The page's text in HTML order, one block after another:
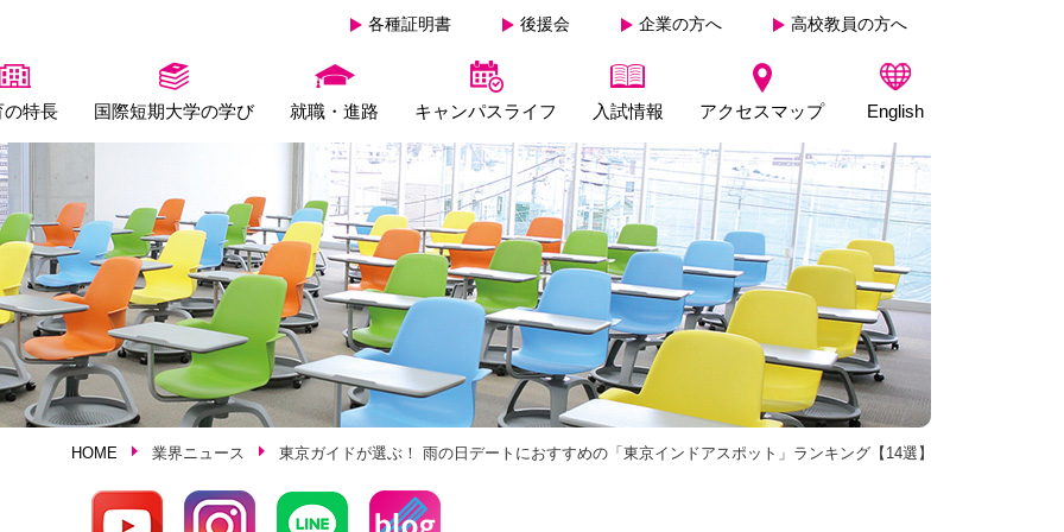
各種証明書 後援会 企業の方へ 高校教員の方へ
の特長 国際短期大学の学び 就職・進路 キャンパスライフ 入試情報 アクセスマップ English
HOME 業界ニュース 東京ガイドが選ぶ！ 雨の日デートにおすすめの「東京インドアスポット」ランキング【14選】